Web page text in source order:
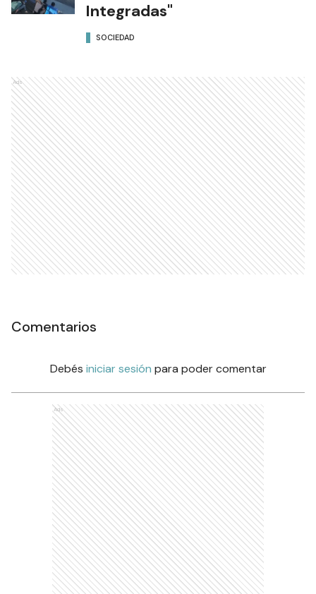
Integradas"
SOCIEDAD
Ads
Comentarios
Debés iniciar sesión para poder comentar
Ads